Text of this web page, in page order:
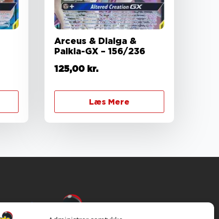
Arceus & Dialga &
Palkia-GX – 156/236
125,00 kr.
Læs Mere